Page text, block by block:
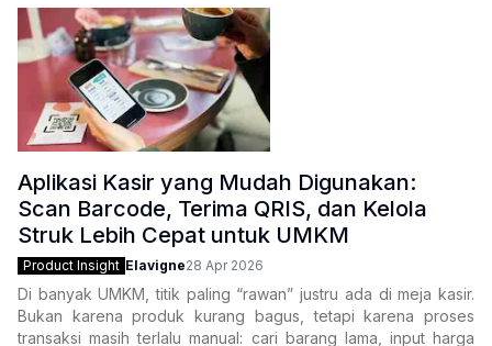
Aplikasi Kasir yang Mudah Digunakan:
Scan Barcode, Terima QRIS, dan Kelola
Struk Lebih Cepat untuk UMKM
Product Insight Elavigne28 Apr 2026
Di banyak UMKM, titik paling “rawan” justru ada di meja kasir.
Bukan karena produk kurang bagus, tetapi karena proses
transaksi masih terlalu manual: cari barang lama, input harga